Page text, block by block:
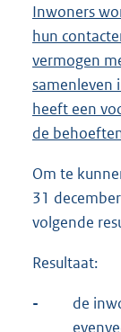
Inwoners
hun
vermogen
samenleven
heeft een
de
Om te
31
volgende
Resultaat:
-
de